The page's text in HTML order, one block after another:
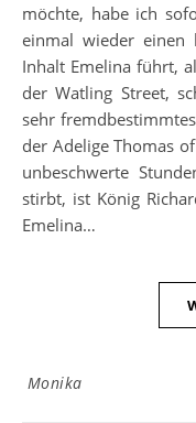
möchte, habe ich
einmal wieder einen
Inhalt Emelina führt,
der Watling Street,
sehr
der Adelige Thomas
unbeschwerte
stirbt, ist König
Emelina…
Monika